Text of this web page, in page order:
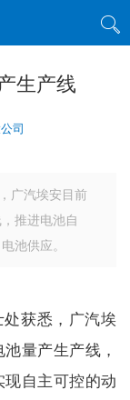
生产线
司
广汽埃安目前
推进电池自
池供应。
获悉，广汽埃
量产生产线，
自主可控的动